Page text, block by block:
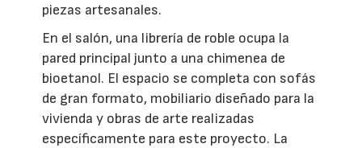
piezas artesanales.
En el salón, una librería de roble ocupa la
pared principal junto a una chimenea de
bioetanol. El espacio se completa con sofás
de gran formato, mobiliario diseñado para la
vivienda y obras de arte realizadas
específicamente para este proyecto. La